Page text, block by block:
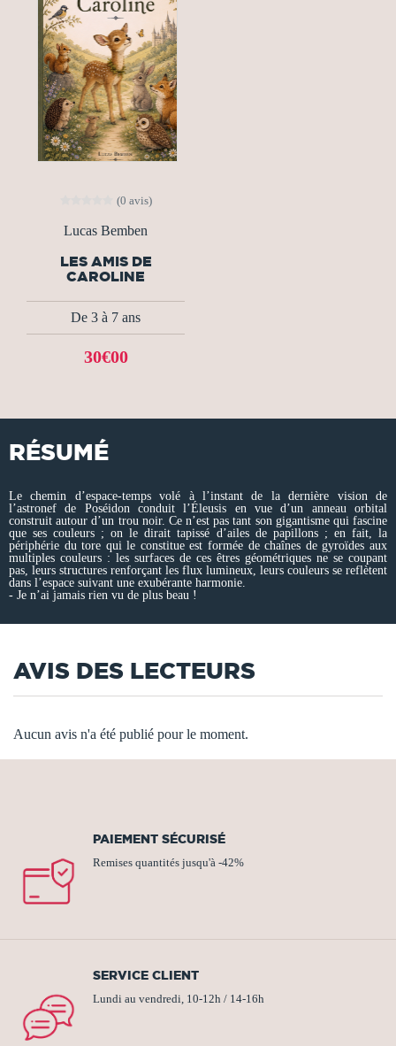
(0 avis)
Lucas Bemben
LES AMIS DE
CAROLINE
De 3 à 7 ans
30€00
RÉSUMÉ
Le chemin d’espace-temps volé à l’instant de la dernière vision de
l’astronef de Poséidon conduit l’Éleusis en vue d’un anneau orbital
construit autour d’un trou noir. Ce n’est pas tant son gigantisme qui fascine
que ses couleurs ; on le dirait tapissé d’ailes de papillons ; en fait, la
périphérie du tore qui le constitue est formée de chaînes de gyroïdes aux
multiples couleurs : les surfaces de ces êtres géométriques ne se coupant
pas, leurs structures renforçant les flux lumineux, leurs couleurs se reflètent
dans l’espace suivant une exubérante harmonie.
- Je n’ai jamais rien vu de plus beau !
AVIS DES LECTEURS
Aucun avis n'a été publié pour le moment.
PAIEMENT SÉCURISÉ
Remises quantités jusqu'à -42%
SERVICE CLIENT
Lundi au vendredi, 10-12h / 14-16h